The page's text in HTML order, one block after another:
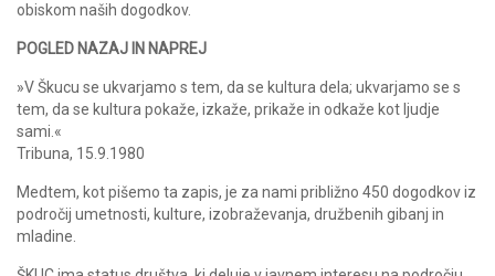
obiskom naših dogodkov.
POGLED NAZAJ IN NAPREJ
»V Škucu se ukvarjamo s tem, da se kultura dela; ukvarjamo se s
tem, da se kultura pokaže, izkaže, prikaže in odkaže kot ljudje
sami.«
Tribuna, 15.9.1980
Medtem, kot pišemo ta zapis, je za nami približno 450 dogodkov iz
področij umetnosti, kulture, izobraževanja, družbenih gibanj in
mladine.